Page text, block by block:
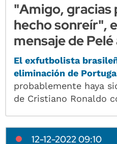
"Amigo, gracias
hecho sonreír",
mensaje de
El exfutbolista
eliminación de
probablemente haya
de Cristiano Ronaldo
12-12-2022 09:10